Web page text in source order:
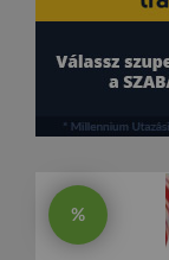
%